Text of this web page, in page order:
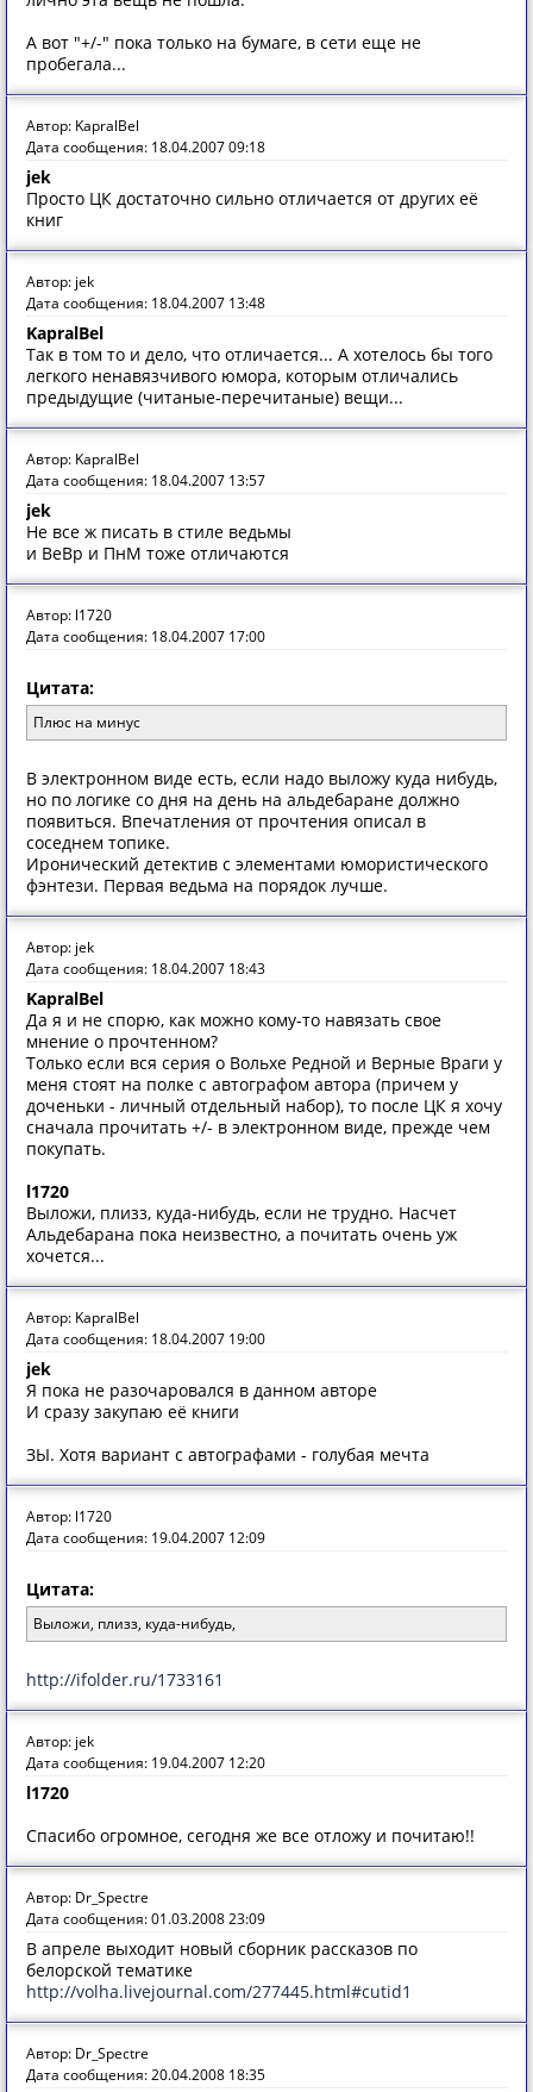
А вот "+/-" пока только на бумаге, в сети еще не
пробегала...
Автор: KapralBel
Дата сообщения: 18.04.2007 09:18
jek
Просто ЦК достаточно сильно отличается от других её
книг
Автор: jek
Дата сообщения: 18.04.2007 13:48
KapralBel
Так в том то и дело, что отличается... А хотелось бы того
легкого ненавязчивого юмора, которым отличались
предыдущие (читаные-перечитаные) вещи...
Автор: KapralBel
Дата сообщения: 18.04.2007 13:57
jek
Не все ж писать в стиле ведьмы
и ВеВр и ПнМ тоже отличаются
Автор: l1720
Дата сообщения: 18.04.2007 17:00
Цитата:
Плюс на минус
В электронном виде есть, если надо выложу куда нибудь,
но по логике со дня на день на альдебаране должно
появиться. Впечатления от прочтения описал в
соседнем топике.
Иронический детектив с элементами юмористического
фэнтези. Первая ведьма на порядок лучше.
Автор: jek
Дата сообщения: 18.04.2007 18:43
KapralBel
Да я и не спорю, как можно кому-то навязать свое
мнение о прочтенном?
Только если вся серия о Вольхе Редной и Верные Враги у
меня стоят на полке с автографом автора (причем у
доченьки - личный отдельный набор), то после ЦК я хочу
сначала прочитать +/- в электронном виде, прежде чем
покупать.
l1720
Выложи, плизз, куда-нибудь, если не трудно. Насчет
Альдебарана пока неизвестно, а почитать очень уж
хочется...
Автор: KapralBel
Дата сообщения: 18.04.2007 19:00
jek
Я пока не разочаровался в данном авторе
И сразу закупаю её книги
ЗЫ. Хотя вариант с автографами - голубая мечта
Автор: l1720
Дата сообщения: 19.04.2007 12:09
Цитата:
Выложи, плизз, куда-нибудь,
http://ifolder.ru/1733161
Автор: jek
Дата сообщения: 19.04.2007 12:20
l1720
Спасибо огромное, сегодня же все отложу и почитаю!!
Автор: Dr_Spectre
Дата сообщения: 01.03.2008 23:09
В апреле выходит новый сборник рассказов по
белорской тематике
http://volha.livejournal.com/277445.html#cutid1
Автор: Dr_Spectre
Дата сообщения: 20.04.2008 18:35